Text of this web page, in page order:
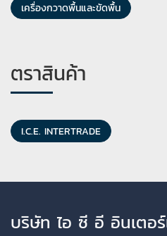
เครื่องกวาดพื้นและขัดพื้น
ตราสินค้า
I.C.E. INTERTRADE
บริษัท ไอ ซี อี อินเตอ